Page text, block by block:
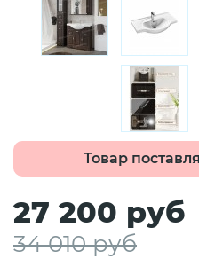
Товар
27 200 руб
34 010 руб